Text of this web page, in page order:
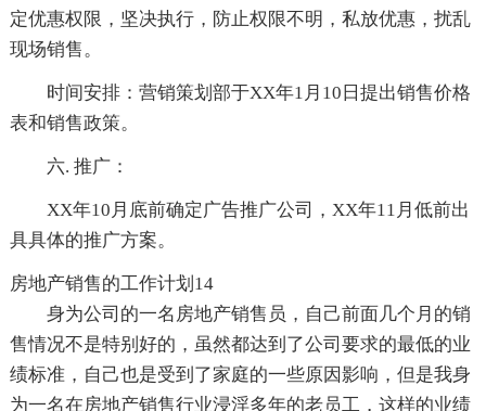
定优惠权限，坚决执行，防止权限不明，私放优惠，扰乱
现场销售。
时间安排：营销策划部于XX年1月10日提出销售价格
表和销售政策。
六. 推广：
XX年10月底前确定广告推广公司，XX年11月低前出
具具体的推广方案。
房地产销售的工作计划14
身为公司的一名房地产销售员，自己前面几个月的销
售情况不是特别好的，虽然都达到了公司要求的最低的业
绩标准，自己也是受到了家庭的一些原因影响，但是我身
为一名在房地产销售行业浸淫多年的老员工，这样的业绩